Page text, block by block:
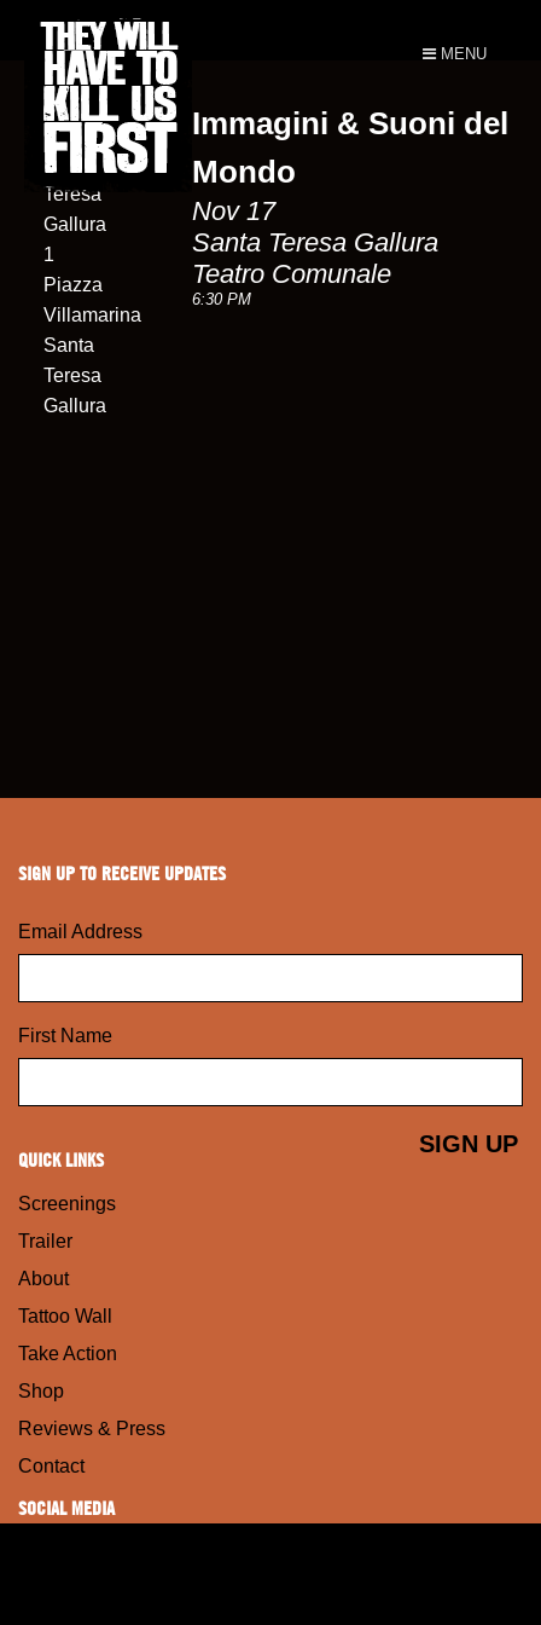
MENU
Comune Di
Santa
Teresa
Gallura
1
Piazza
Villamarina
Santa
Teresa
Gallura
Immagini & Suoni del
Mondo
Nov 17
Santa Teresa Gallura
Teatro Comunale
6:30 PM
SIGN UP TO RECEIVE UPDATES
Email Address
First Name
QUICK LINKS
Screenings
Trailer
About
Tattoo Wall
Take Action
Shop
Reviews & Press
Contact
SOCIAL MEDIA